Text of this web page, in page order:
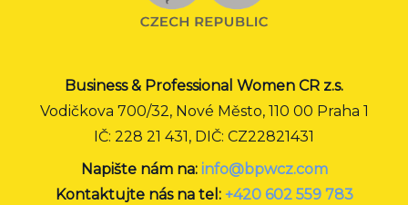
Business & Professional Women CR z.s.
Vodičkova 700/32, Nové Město, 110 00 Praha 1
IČ: 228 21 431, DIČ: CZ22821431
Napište nám na: info@bpwcz.com
Kontaktujte nás na tel: +420 602 559 783